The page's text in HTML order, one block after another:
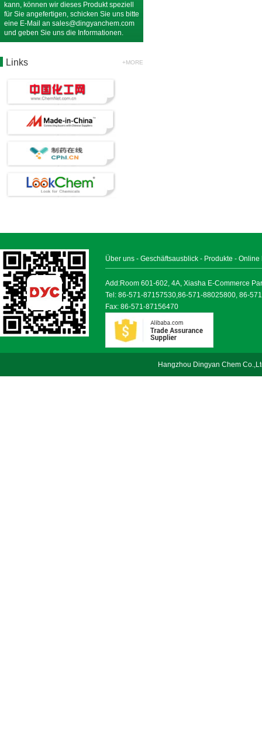
kann, können wir dieses Produkt speziell
für Sie angefertigen, schicken Sie uns bitte
eine E-Mail an sales@dingyanchem.com
und geben Sie uns die Informationen.
Links +MORE
Über uns - Geschäftsausblick - Produkte - Online
Add:Room 601-602, 4A, Xiasha E-Commerce
Tel: 86-571-87157530,86-571-88025800, 86-
Fax: 86-571-87156470
Hangzhou Dingyan Chem